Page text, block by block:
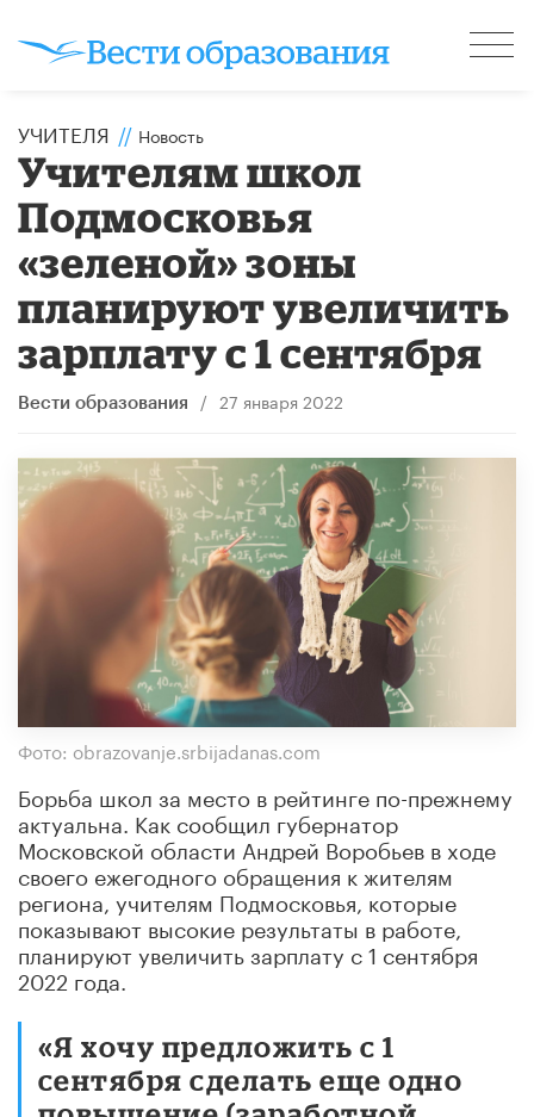
УЧИТЕЛЯ // Новость
Учителям школ
Подмосковья
«зеленой» зоны
планируют увеличить
зарплату с 1 сентября
Вести образования / 27 января 2022
Фото: obrazovanje.srbijadanas.com
Борьба школ за место в рейтинге по-прежнему
актуальна. Как сообщил губернатор
Московской области Андрей Воробьев в ходе
своего ежегодного обращения к жителям
региона, учителям Подмосковья, которые
показывают высокие результаты в работе,
планируют увеличить зарплату с 1 сентября
2022 года.
«Я хочу предложить с 1
сентября сделать еще одно